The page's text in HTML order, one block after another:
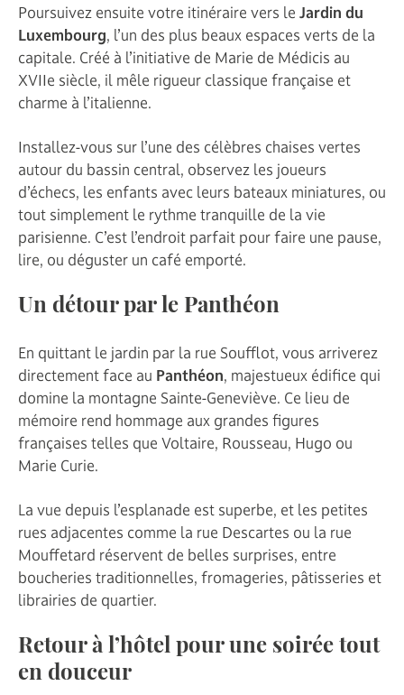
Poursuivez ensuite votre itinéraire vers le Jardin du
Luxembourg, l’un des plus beaux espaces verts de la
capitale. Créé à l’initiative de Marie de Médicis au
XVIIe siècle, il mêle rigueur classique française et
charme à l’italienne.
Installez-vous sur l’une des célèbres chaises vertes
autour du bassin central, observez les joueurs
d’échecs, les enfants avec leurs bateaux miniatures, ou
tout simplement le rythme tranquille de la vie
parisienne. C’est l’endroit parfait pour faire une pause,
lire, ou déguster un café emporté.
Un détour par le Panthéon
En quittant le jardin par la rue Soufflot, vous arriverez
directement face au Panthéon, majestueux édifice qui
domine la montagne Sainte-Geneviève. Ce lieu de
mémoire rend hommage aux grandes figures
françaises telles que Voltaire, Rousseau, Hugo ou
Marie Curie.
La vue depuis l’esplanade est superbe, et les petites
rues adjacentes comme la rue Descartes ou la rue
Mouffetard réservent de belles surprises, entre
boucheries traditionnelles, fromageries, pâtisseries et
librairies de quartier.
Retour à l’hôtel pour une soirée tout
en douceur